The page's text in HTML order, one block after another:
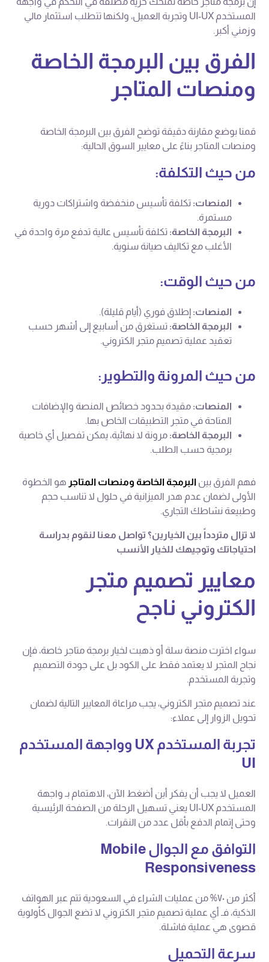
المستخدم UI-UX وتجربة العميل، ولكنها تتطلب استثمار مالي
وزمني أكبر.
الفرق بين البرمجة الخاصة
ومنصات المتاجر
قمنا بوضع مقارنة دقيقة توضح الفرق بين البرمجة الخاصة
ومنصات المتاجر بناءً على معايير السوق الحالية:
من حيث التكلفة:
المنصات: تكلفة تأسيس منخفضة واشتراكات دورية
مستمرة.
البرمجة الخاصة: تكلفة تأسيس عالية تدفع مرة واحدة في
الأغلب مع تكاليف صيانة سنوية.
من حيث الوقت:
المنصات:إطلاق فوري (أيام قليلة).
البرمجة الخاصة: تستغرق من أسابيع إلى أشهر حسب
تعقيد عملية تصميم متجر الكتروني.
من حيث المرونة والتطوير:
المنصات:مقيدة بحدود خصائص المنصة والإضافات
المتاحة في متجر التطبيقات الخاص بها.
البرمجة الخاصة:مرونة لا نهائية، يمكن تفصيل أي خاصية
برمجية حسب الطلب.
فهم الفرق بين البرمجة الخاصة ومنصات المتاجر هو الخطوة
الأولى لضمان عدم هدر الميزانية في حلول لا تناسب حجم
وطبيعة نشاطك التجاري.
لا تزال متردداً بين الخيارين؟ تواصل معنا لنقوم بدراسة
احتياجاتك وتوجيهك للخيار الأنسب
معايير تصميم متجر
الكتروني ناجح
سواء اخترت منصة سلة أو ذهبت لخيار برمجة متاجر خاصة، فإن
نجاح المتجر لا يعتمد فقط على الكود بل على جودة التصميم
وتجربة المستخدم.
عند تصميم متجر الكتروني، يجب مراعاة المعايير التالية لضمان
تحويل الزوار إلى عملاء:
تجربة المستخدم UX وواجهة المستخدم
UI
العميل لا يجب أن يفكر أين أضغط الآن، الاهتمام بـ واجهة
المستخدم UI-UX يعني تسهيل الرحلة من الصفحة الرئيسية
وحتى إتمام الدفع بأقل عدد من النقرات.
التوافق مع الجوال Mobile
Responsiveness
أكثر من ٧٠% من عمليات الشراء في السعودية تتم عبر الهواتف
الذكية، فـ أي عملية تصميم متجر الكتروني لا تضع الجوال كأولوية
قصوى هي عملية فاشلة.
سرعة التحميل